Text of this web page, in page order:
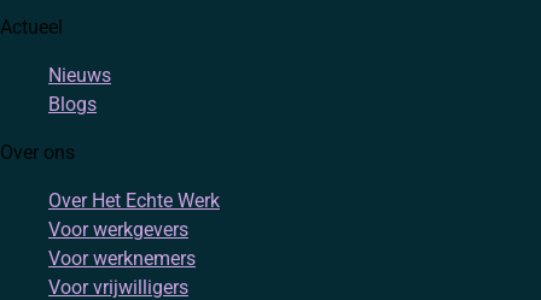
Actueel
Nieuws
Blogs
Over ons
Over Het Echte Werk
Voor werkgevers
Voor werknemers
Voor vrijwilligers